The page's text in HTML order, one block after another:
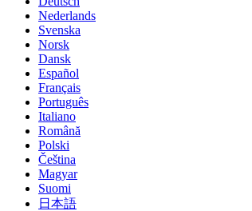
Nederlands
Svenska
Norsk
Dansk
Español
Français
Português
Italiano
Română
Polski
Čeština
Magyar
Suomi
日本語